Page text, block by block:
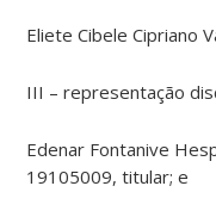
Eliete Cibele Cipriano
III – representação
Edenar Fontanive
19105009, titular; e